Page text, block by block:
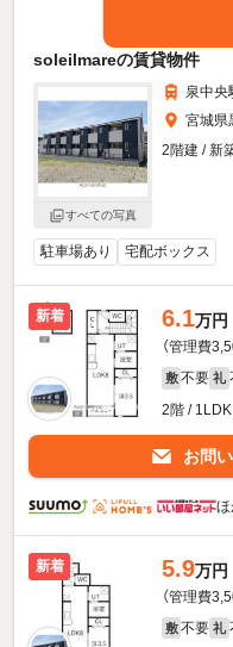
soleilmareの賃貸物件
すべての写真
泉中央
宮城県
2階建 / 新
駐車場あり 宅配ボックス
新着 6.1万円
（管理費
敷 不要 礼
2階 /
お問
新着 5.9万円
（管理費
敷 不要 礼